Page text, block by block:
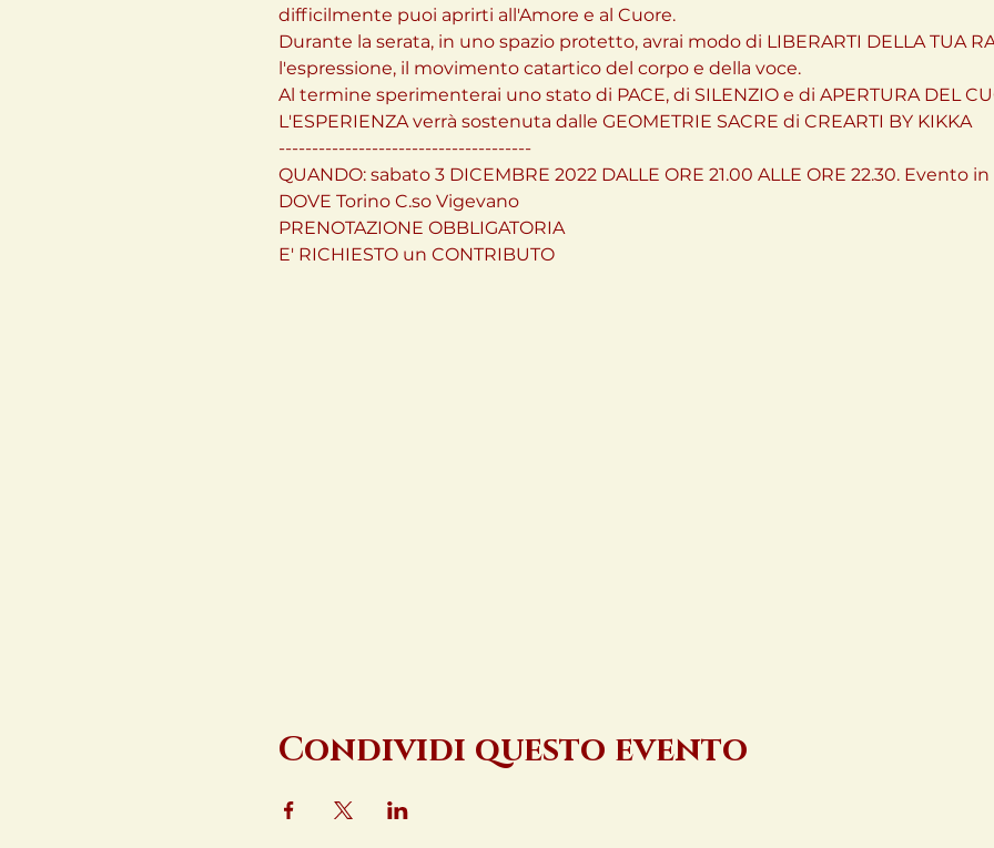
difficilmente puoi aprirti all'Amore e al Cuore.
Durante la serata, in uno spazio protetto, avrai modo di LIBERARTI DELLA TUA
l'espressione, il movimento catartico del corpo e della voce.
Al termine sperimenterai uno stato di PACE, di SILENZIO e di APERTURA DEL
L'ESPERIENZA verrà sostenuta dalle GEOMETRIE SACRE di CREARTI BY KIKKA
--------------------------------------
QUANDO: sabato 3 DICEMBRE 2022 DALLE ORE 21.00 ALLE ORE 22.30. Evento
DOVE Torino C.so Vigevano
PRENOTAZIONE OBBLIGATORIA
E' RICHIESTO un CONTRIBUTO
Condividi questo evento